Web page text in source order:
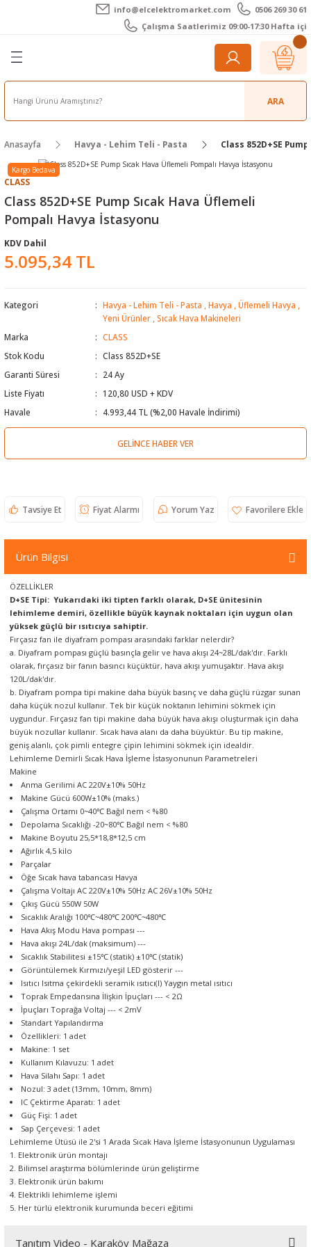
info@elcelektromarket.com
0506 269 30 61
Çalışma Saatlerimiz 09:00-17:30 Hafta içi
Geri Dön
Geri Dön
Cihazları
Geri Dön
Kameralar
Geri Dön
Cihazları
Cihazları
Geri Dön
Teli - Pasta
Geri Dön
ARA
Anasayfa Havya - Lehim Teli - Pasta Class 852D+SE
Kargo Bedava
CLASS
Class 852D+SE Pump Sıcak Hava Üflemeli
Pompalı Havya İstasyonu
KDV Dahil
5.095,34 TL
Kategori Havya - Lehim Teli - Pasta Havya Üflemeli Havya
Yeni Ürünler Sıcak Hava Makineleri
Marka
CLASS
Stok Kodu
Class 852D+SE
Garanti Süresi
24 Ay
Liste Fiyatı
120,80 USD + KDV
Havale
4.993,44 TL (%2,00 Havale İndirimi)
GELINCE HABER VER
Tavsiye Et Fiyat Alarmı Yorum Yaz
Ürün Bilgisi
ÖZELLİKLER
D+SE Tipi: Yukarıdaki iki tipten farklı olarak, D+SE ünitesinin
lehimleme demiri, özellikle büyük kaynak noktaları için uygun olan
yüksek güçlü bir ısıtıcıya sahiptir.
Fırçasız fan ile diyafram pompası arasındaki farklar nelerdir?
a. Diyafram pompası güçlü basınçla gelir ve hava akışı 24~28L/dak'dır. Farklı
olarak, fırçasız bir fanın basıncı küçüktür, hava akışı yumuşaktır. Hava akışı
120L/dak'dır.
b. Diyafram pompa tipi makine daha büyük basınç ve daha güçlü rüzgar sunan
daha küçük nozul kullanır. Tek bir küçük noktanın lehimini sökmek için
uygundur. Fırçasız fan tipi makine daha büyük hava akışı oluşturmak için daha
büyük nozullar kullanır. Sıcak hava alanı da daha büyüktür. Bu tip makine,
geniş alanlı, çok pimli entegre çipin lehimini sökmek için idealdir.
Lehimleme Demirli Sıcak Hava İşleme İstasyonunun Parametreleri
Makine
Anma Gerilimi AC 220V±10% 50Hz
Makine Gücü 600W±10% (maks.)
Çalışma Ortamı 0~40℃ Bağıl nem < %80
Depolama Sıcaklığı -20~80℃ Bağıl nem < %80
Makine Boyutu 25,5*18,8*12,5 cm
Ağırlık 4,5 kilo
Parçalar
Öğe Sıcak hava tabancası Havya
Çalışma Voltajı AC 220V±10% 50Hz AC 26V±10% 50Hz
Çıkış Gücü 550W 50W
Sıcaklık Aralığı 100℃~480℃ 200℃~480℃
Hava Akış Modu Hava pompası ---
Hava akışı 24L/dak (maksimum) ---
Sıcaklık Stabilitesi ±15℃ (statik) ±10℃ (statik)
Görüntülemek Kırmızı/yeşil LED gösterir ---
Isıtıcı Isıtma çekirdekli seramik ısıtıcı(I) Yaygın metal ısıtıcı
Toprak Empedansına İlişkin İpuçları --- < 2Ω
İpuçları Toprağa Voltaj --- < 2mV
Standart Yapılandırma
Özellikleri: 1 adet
Makine: 1 set
Kullanım Kılavuzu: 1 adet
Hava Silahı Sapı: 1 adet
Nozul: 3 adet (13mm, 10mm, 8mm)
IC Çektirme Aparatı: 1 adet
Güç Fişi: 1 adet
Sap Çerçevesi: 1 adet
Lehimleme Ütüsü ile 2'si 1 Arada Sıcak Hava İşleme İstasyonunun Uygulaması
1. Elektronik ürün montajı
2. Bilimsel araştırma bölümlerinde ürün geliştirme
3. Elektronik ürün bakımı
4. Elektrikli lehimleme işlemi
5. Her türlü elektronik kurumunda beceri eğitimi
Tanıtım Video - Karaköy Mağaza